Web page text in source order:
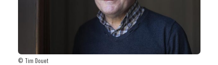
© Tim Douet